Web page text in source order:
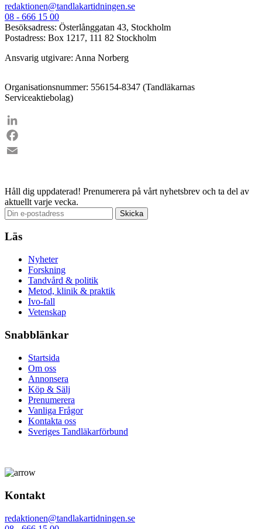
redaktionen@tandlakartidningen.se
08 - 666 15 00
Besöksadress: Österlånggatan 43, Stockholm
Postadress: Box 1217, 111 82 Stockholm
Ansvarig utgivare: Anna Norberg
Organisationsnummer: 556154-8347 (Tandläkarnas
Serviceaktiebolag)
LinkedIn
Facebook
Håll dig uppdaterad! Prenumerera på vårt nyhetsbrev och ta del av
aktuellt varje vecka.
Läs
Nyheter
Forskning
Tandvård & politik
Metod, klinik & praktik
Ivo-fall
Vetenskap
Snabblänkar
Startsida
Om oss
Annonsera
Köp & Sälj
Prenumerera
Vanliga Frågor
Kontakta oss
Sveriges Tandläkarförbund
Kontakt
redaktionen@tandlakartidningen.se